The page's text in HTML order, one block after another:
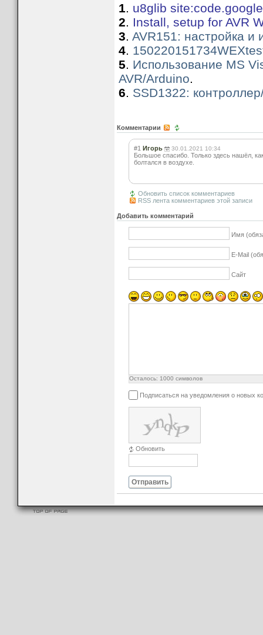
1
u8glib
2
Install, setup for AVR
3 AVR151: настройка и
4
5
Использование MS
AVR/Arduino
6
SSD1322:
Комментарии
#1 Игорь 30.01.2021 10:34
Большое спасибо. Только здесь нашёл,
болтался в воздухе.
Обновить список комментариев
RSS лента комментариев этой записи
Добавить комментарий
Имя
E-Mail
Сайт
Осталось: 1000 символов
Подписаться на уведомления о новых
Обновить
Отправить